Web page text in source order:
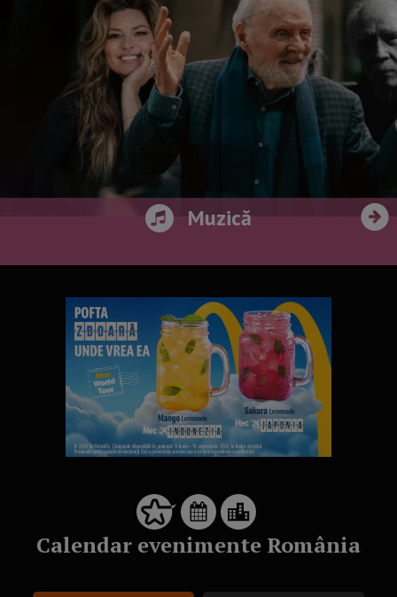
Muzică
Calendar evenimente România